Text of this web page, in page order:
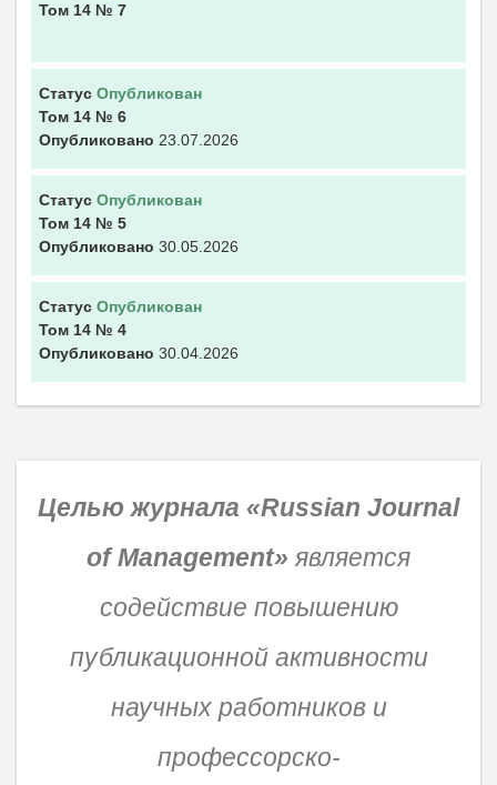
Том 14 № 7
Статус Опубликован
Том 14 № 6
Опубликовано 23.07.2026
Статус Опубликован
Том 14 № 5
Опубликовано 30.05.2026
Статус Опубликован
Том 14 № 4
Опубликовано 30.04.2026
Целью журнала «Russian Journal
of Management» является
содействие повышению
публикационной активности
научных работников и
профессорско-